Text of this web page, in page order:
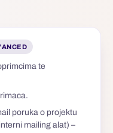
te
poruka o projektu
mailing alat) –